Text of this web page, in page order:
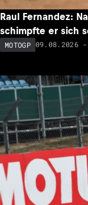
Raul Fernandez:
schimpfte er sich
MOTOGP 09.08.2026